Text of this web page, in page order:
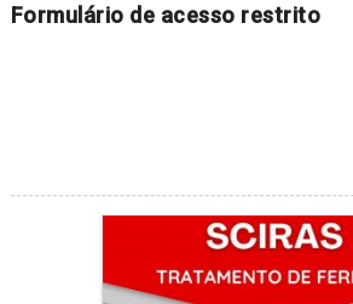
Formulário de acesso restrito